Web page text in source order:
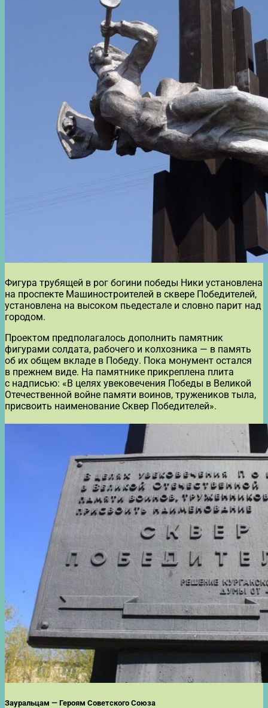
Фигура трубящей в рог богини победы Ники установлена
на проспекте Машиностроителей в сквере Победителей,
установлена на высоком пьедестале и словно парит над
городом.
Проектом предполагалось дополнить памятник
фигурами солдата, рабочего и колхозника — в память
об их общем вкладе в Победу. Пока монумент остался
в прежнем виде. На памятнике прикреплена плита
с надписью: «В целях увековечения Победы в Великой
Отечественной войне памяти воинов, тружеников тыла,
присвоить наименование Сквер Победителей».
Зауральцам — Героям Советского Союза